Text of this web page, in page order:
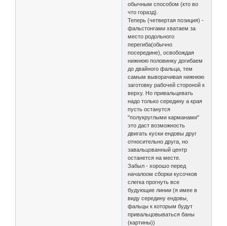
обычным способом (кто во
что горазд).
Теперь (четвертая позиция) -
фальстонгами хватаем за
место родольного
перегиба(обычно
посередине), освобождая
нижнюю половинку догибаем
до двайного фальца, тем
самым выворачивая нижнюю
заготовку рабочей стороной к
верху. Но привальцевать
надо только середину а края
пусть останутся
"полукруглыми карманами"
это даст возможность
двигать куски ендовы друг
относительно друга, но
завальцованный центр
останется на месте.
Забыл - хорошо перед
началоом сборки кусочков
слегка прогнуть все
будующие линии (я имее в
виду середину ендовы,
фальцы к которым будут
привальцовываться баны
(картины))